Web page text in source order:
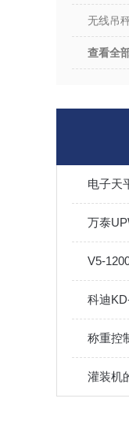
无线吊
查看全
电子天
称重控
灌装机